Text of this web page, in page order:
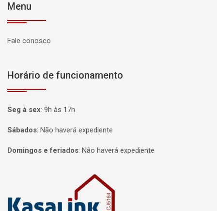
Menu
Fale conosco
Horário de funcionamento
Seg à sex: 9h às 17h
Sábados: Não haverá expediente
Domingos e feriados: Não haverá expediente